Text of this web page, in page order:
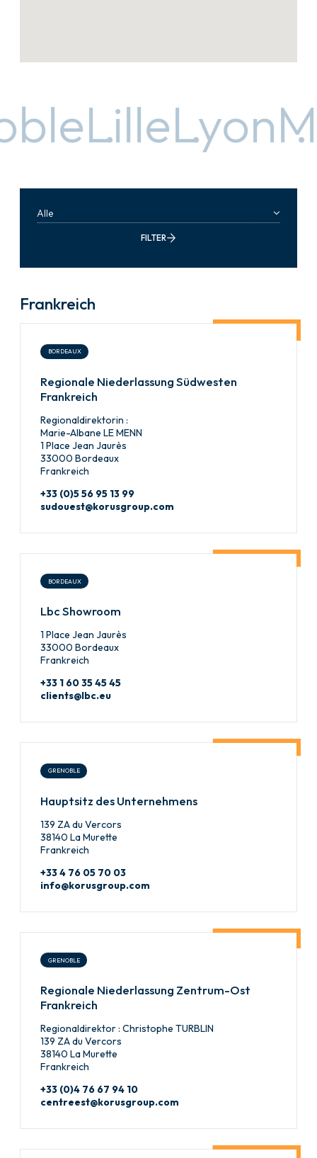
LilleLyon
Alle
FILTER
Frankreich
BORDEAUX
Regionale Niederlassung Südwesten
Frankreich
Regionaldirektorin :
Marie-Albane LE MENN
1 Place Jean Jaurès
33000 Bordeaux
Frankreich
+33 (0)5 56 95 13 99
sudouest@korusgroup.com
BORDEAUX
Lbc Showroom
1 Place Jean Jaurès
33000 Bordeaux
Frankreich
+33 1 60 35 45 45
clients@lbc.eu
GRENOBLE
Hauptsitz des Unternehmens
139 ZA du Vercors
38140 La Murette
Frankreich
+33 4 76 05 70 03
info@korusgroup.com
GRENOBLE
Regionale Niederlassung Zentrum-Ost
Frankreich
Regionaldirektor : Christophe TURBLIN
139 ZA du Vercors
38140 La Murette
Frankreich
+33 (0)4 76 67 94 10
centreest@korusgroup.com